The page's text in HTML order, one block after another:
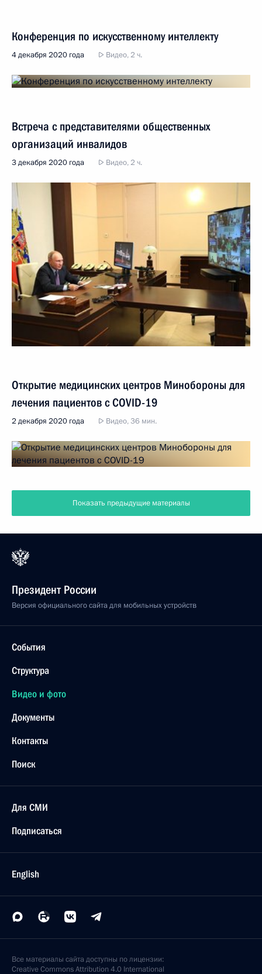
Конференция по искусственному интеллекту
4 декабря 2020 года Видео, 2 ч.
Встреча с представителями общественных
организаций инвалидов
3 декабря 2020 года Видео, 2 ч.
Открытие медицинских центров Минобороны для
лечения пациентов с COVID-19
2 декабря 2020 года Видео, 36 мин.
Показать предыдущие материалы
Президент России
Версия официального сайта для мобильных устройств
События
Структура
Видео и фото
Документы
Контакты
Поиск
Для СМИ
Подписаться
English
Все материалы сайта доступны по лицензии:
Creative Commons Attribution 4.0 International